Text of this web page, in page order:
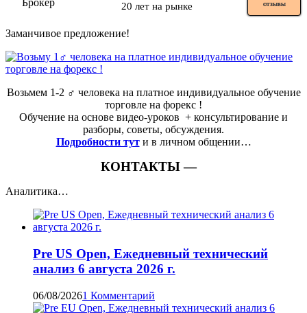
20 лет на рынке ОТЗЫВЫ
Заманчивое предложение!
Возьмем 1-2 ‍♂️ человека на платное индивидуальное обучение
торговле на форекс !
Обучение на основе видео-уроков ️ + консультирование и
разборы, советы, обсуждения.
Подробности тут и в личном общении…
КОНТАКТЫ —
Аналитика…
Pre US Open, Ежедневный технический
анализ 6 августа 2026 г.
06/08/20261 Комментарий